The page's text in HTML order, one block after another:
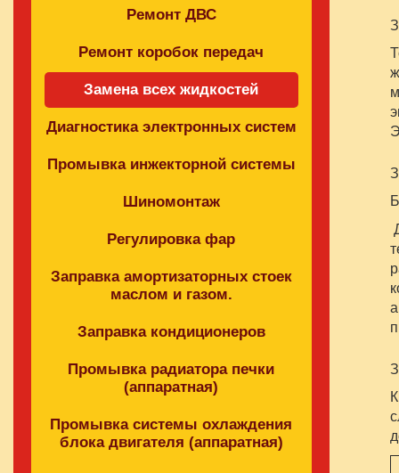
Ремонт ДВС
Ремонт коробок передач
Замена всех жидкостей
Диагностика электронных систем
Промывка инжекторной системы
Шиномонтаж
Регулировка фар
Заправка амортизаторных стоек
маслом и газом.
Заправка кондиционеров
Промывка радиатора печки
(аппаратная)
Промывка системы охлаждения
блока двигателя (аппаратная)